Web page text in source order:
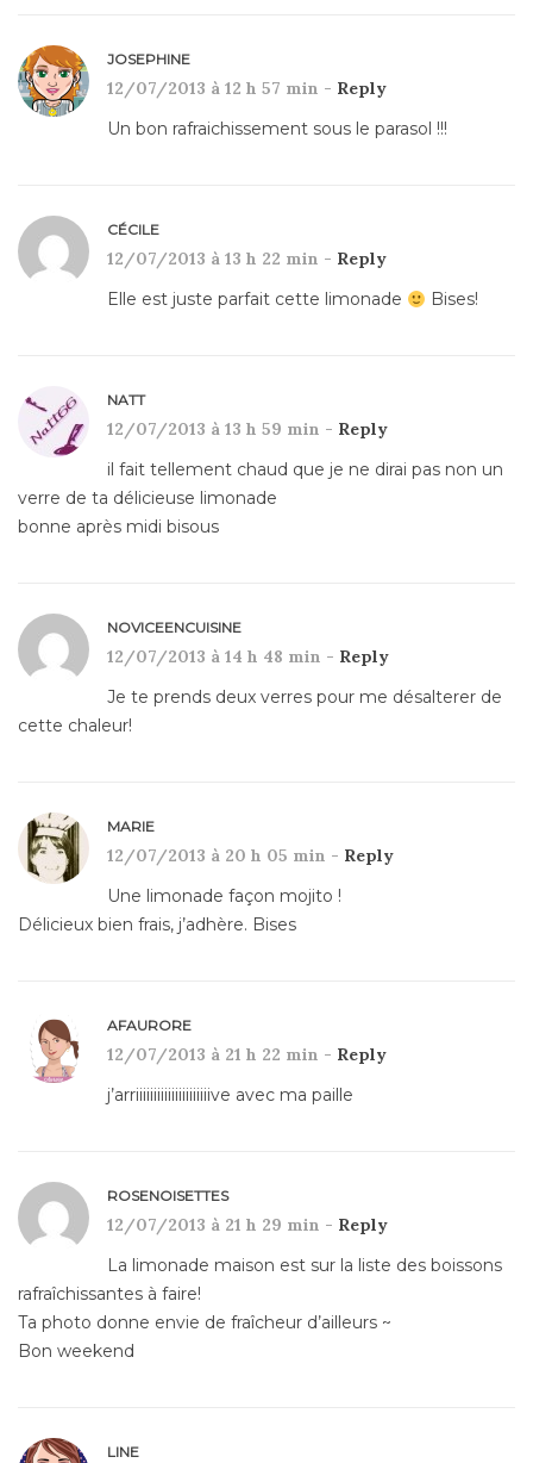
JOSEPHINE
12/07/2013 à 12 h 57 min - Reply
Un bon rafraichissement sous le parasol !!!
CÉCILE
12/07/2013 à 13 h 22 min - Reply
Elle est juste parfait cette limonade
Bises!
NATT
12/07/2013 à 13 h 59 min - Reply
il fait tellement chaud que je ne dirai pas non un
verre de ta délicieuse limonade
bonne après midi bisous
NOVICEENCUISINE
12/07/2013 à 14 h 48 min - Reply
Je te prends deux verres pour me désalterer de
cette chaleur!
MARIE
12/07/2013 à 20 h 05 min - Reply
Une limonade façon mojito !
Délicieux bien frais, j’adhère. Bises
AFAURORE
12/07/2013 à 21 h 22 min - Reply
j’arriiiiiiiiiiiiiiiiiiiiive avec ma paille
ROSENOISETTES
12/07/2013 à 21 h 29 min - Reply
La limonade maison est sur la liste des boissons
rafraîchissantes à faire!
Ta photo donne envie de fraîcheur d’ailleurs ~
Bon weekend
LINE